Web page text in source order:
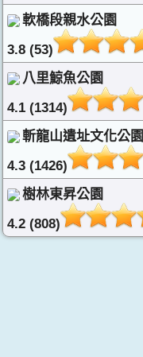
軟橋段親水公園
3.8 (53)
八里鯨魚公園
4.1 (1314)
斬龍山遺址文化公園
4.3 (1426)
樹林東昇公園
4.2 (808)